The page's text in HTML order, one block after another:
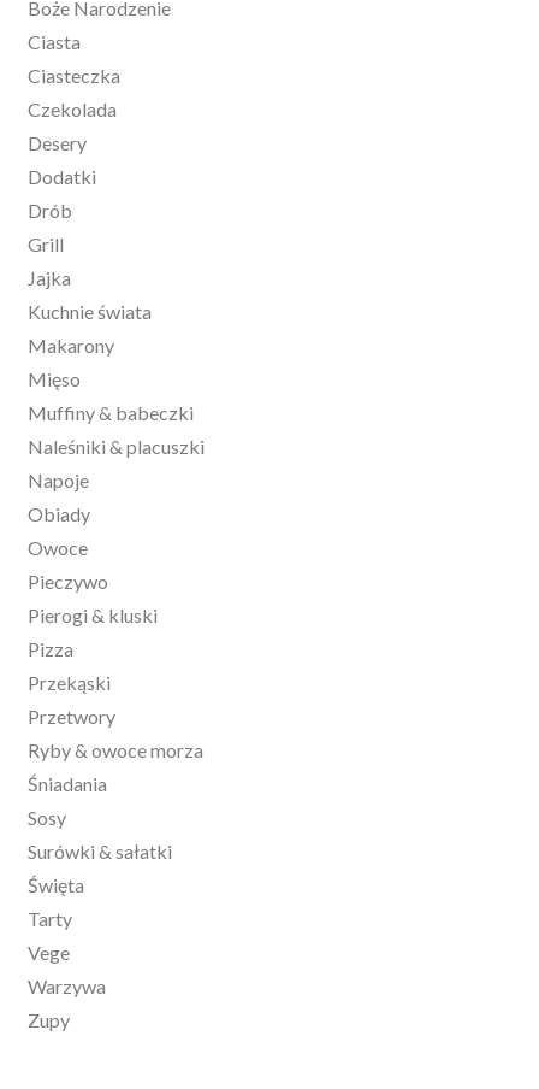
Boże Narodzenie
Ciasta
Ciasteczka
Czekolada
Desery
Dodatki
Drób
Grill
Jajka
Kuchnie świata
Makarony
Mięso
Muffiny & babeczki
Naleśniki & placuszki
Napoje
Obiady
Owoce
Pieczywo
Pierogi & kluski
Pizza
Przekąski
Przetwory
Ryby & owoce morza
Śniadania
Sosy
Surówki & sałatki
Święta
Tarty
Vege
Warzywa
Zupy